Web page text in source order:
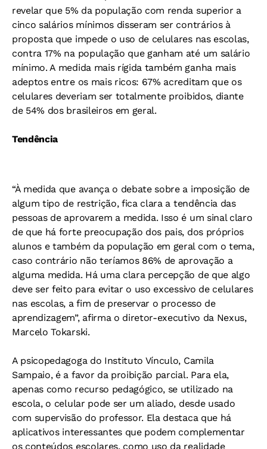
revelar que 5% da população com renda superior a
cinco salários mínimos disseram ser contrários à
proposta que impede o uso de celulares nas escolas,
contra 17% na população que ganham até um salário
mínimo. A medida mais rígida também ganha mais
adeptos entre os mais ricos: 67% acreditam que os
celulares deveriam ser totalmente proibidos, diante
de 54% dos brasileiros em geral.
Tendência
“À medida que avança o debate sobre a imposição de
algum tipo de restrição, fica clara a tendência das
pessoas de aprovarem a medida. Isso é um sinal claro
de que há forte preocupação dos pais, dos próprios
alunos e também da população em geral com o tema,
caso contrário não teríamos 86% de aprovação a
alguma medida. Há uma clara percepção de que algo
deve ser feito para evitar o uso excessivo de celulares
nas escolas, a fim de preservar o processo de
aprendizagem”, afirma o diretor-executivo da Nexus,
Marcelo Tokarski.
A psicopedagoga do Instituto Vínculo, Camila
Sampaio, é a favor da proibição parcial. Para ela,
apenas como recurso pedagógico, se utilizado na
escola, o celular pode ser um aliado, desde usado
com supervisão do professor. Ela destaca que há
aplicativos interessantes que podem complementar
os conteúdos escolares, como uso da realidade